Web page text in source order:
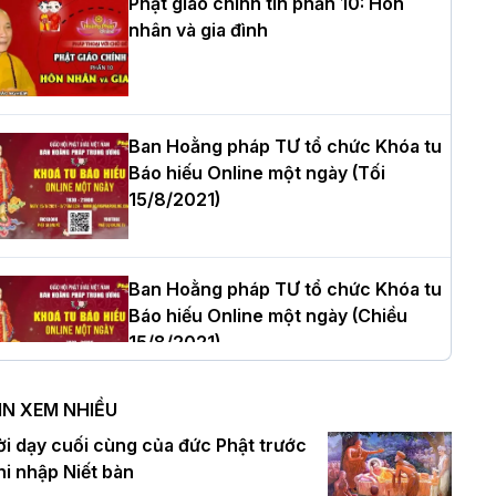
thượng Thích Quảng Tùng tái đắc
Trưởng BTS GHPGVN thành phố Hải
nhiệm kỳ 2026 – 2031
tọa Thích Tâm Chính được suy
tân Trưởng ban Trị sự GHPGVN tỉnh
Nội: Tăng Ni Trường hạ Bồ Đề trang
tác pháp Tiền an cư PL.2570 –
nhân và gia đình
Ban Hoằng pháp TƯ tổ chức Khóa tu
Báo hiếu Online một ngày (Tối
15/8/2021)
Ban Hoằng pháp TƯ tổ chức Khóa tu
Báo hiếu Online một ngày (Chiều
15/8/2021)
Ban Hoằng pháp TƯ tổ chức Khóa tu
Báo hiếu Online một ngày (Sáng
15/8/2021)
XEM NHIỀU
dạy cuối cùng của đức Phật trước
nhập Niết bàn